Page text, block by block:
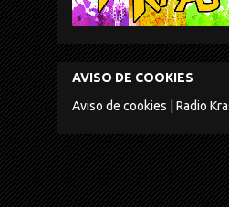
AVISO DE COOKIES
Aviso de cookies | Radio